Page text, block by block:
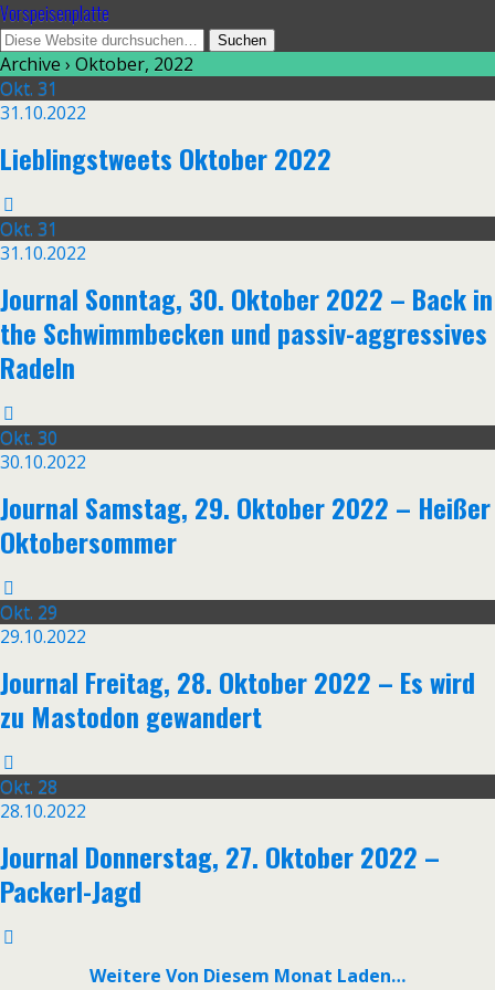
Vorspeisenplatte
Archive › Oktober, 2022
Okt. 31
31.10.2022
Lieblingstweets Oktober 2022
Okt. 31
31.10.2022
Journal Sonntag, 30. Oktober 2022 – Back in
the Schwimmbecken und passiv-aggressives
Radeln
Okt. 30
30.10.2022
Journal Samstag, 29. Oktober 2022 – Heißer
Oktobersommer
Okt. 29
29.10.2022
Journal Freitag, 28. Oktober 2022 – Es wird
zu Mastodon gewandert
Okt. 28
28.10.2022
Journal Donnerstag, 27. Oktober 2022 –
Packerl-Jagd
Weitere Von Diesem Monat Laden…